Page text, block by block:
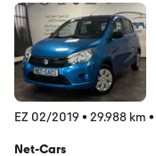
EZ 02/2019 • 29.988 km •
Net-Cars